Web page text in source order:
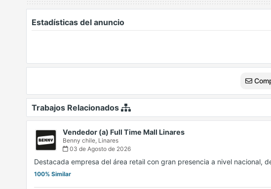
Estadísticas del anuncio
Trabajos Relacionados
Vendedor (a) Full Time Mall Linares
Benny chile, Linares
03 de Agosto de 2026
Destacada empresa del área retail con gran presencia a nivel nacional,
100% Similar